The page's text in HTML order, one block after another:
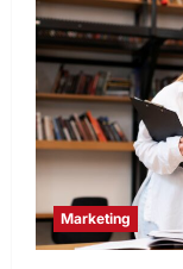
Marketing